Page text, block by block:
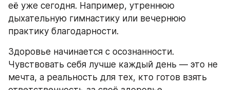
её уже сегодня. Например, утреннюю
дыхательную гимнастику или вечернюю
практику благодарности.
Здоровье начинается с осознанности.
Чувствовать себя лучше каждый день — это не
мечта, а реальность для тех, кто готов взять